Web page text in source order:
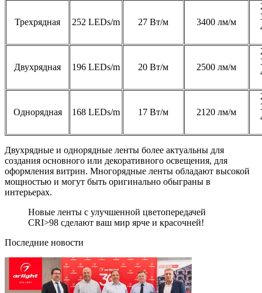
Трехрядная 252 LEDs/m 27 Вт/м 3400 лм/м
Двухрядная 196 LEDs/m 20 Вт/м 2500 лм/м
Однорядная 168 LEDs/m 17 Вт/м 2120 лм/м
Двухрядные и однорядные ленты более актуальны для
создания основного или декоративного освещения, для
оформления витрин. Многорядные ленты обладают высокой
мощностью и могут быть оригинально обыграны в
интерьерах.
Новые ленты с улучшенной цветопередачей
CRI>98 сделают ваш мир ярче и красочней!
Последние новости